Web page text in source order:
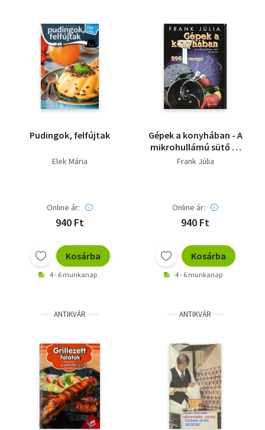
Pudingok, felfújtak
Elek Mária
Online ár:
940 Ft
Kosárba
4 - 6 munkanap
Gépek a konyhában - A
mikrohullámú sütő és
társai
Frank Júlia
Online ár:
940 Ft
Kosárba
4 - 6 munkanap
ANTIKVÁR ANTIKVÁR